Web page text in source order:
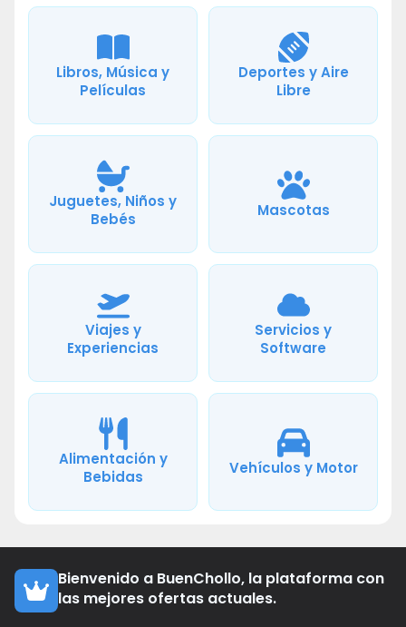
Libros, Música y
Películas
Deportes y Aire
Libre
Juguetes, Niños y
Bebés
Mascotas
Viajes y
Experiencias
Servicios y
Software
Alimentación y
Bebidas
Vehículos y Motor
Bienvenido a BuenChollo, la plataforma con
las mejores ofertas actuales.